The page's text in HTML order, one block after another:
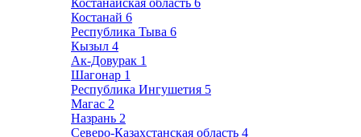
Костанайская область 6
Костанай 6
Республика Тыва 6
Кызыл 4
Ак-Довурак 1
Шагонар 1
Республика Ингушетия 5
Магас 2
Назрань 2
Северо-Казахстанская область 4